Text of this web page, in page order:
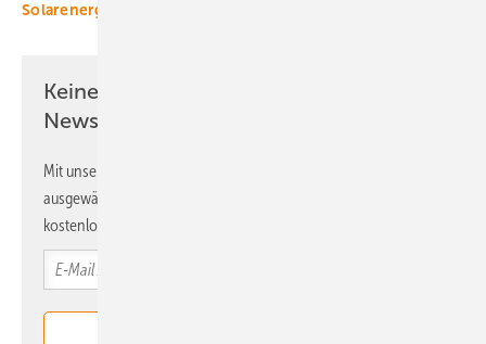
Solarenergie
Keine Zeit? Kein Problem mit dem ERE
Newsletter!
Mit unserem Newsletter erhalten Sie regelmäßig von uns
ausgewählte Informationen und Neuigkeiten, gebündelt und
kostenlos direkt ins Postfach.